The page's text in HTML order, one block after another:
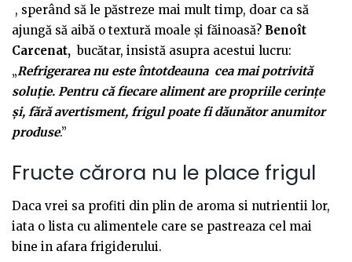
, sperând să le păstreze mai mult timp, doar ca să
ajungă să aibă o textură moale și făinoasă? Benoît
Carcenat, bucătar, insistă asupra acestui lucru:
„Refrigerarea nu este întotdeauna cea mai potrivită
soluție. Pentru că fiecare aliment are propriile cerințe
și, fără avertisment, frigul poate fi dăunător anumitor
produse.”
Fructe cărora nu le place frigul
Daca vrei sa profiti din plin de aroma si nutrientii lor,
iata o lista cu alimentele care se pastreaza cel mai
bine in afara frigiderului.